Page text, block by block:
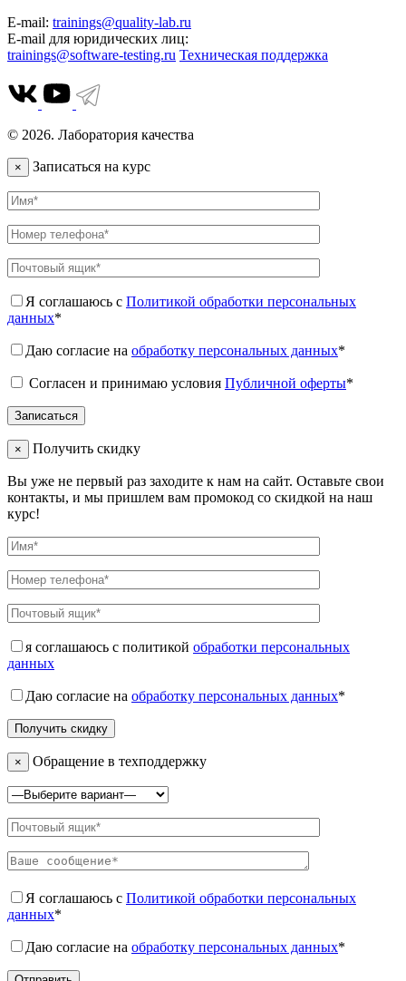
E-mail: trainings@quality-lab.ru
E-mail для юридических лиц:
trainings@software-testing.ru Техническая поддержка
© 2026. Лаборатория качества
× Записаться на курс
Я соглашаюсь с Политикой обработки персональных
данных*
Даю согласие на обработку персональных данных*
Согласен и принимаю условия Публичной оферты*
× Получить скидку
Вы уже не первый раз заходите к нам на сайт. Оставьте свои
контакты, и мы пришлем вам промокод со скидкой на наш
курс!
я соглашаюсь с политикой обработки персональных
данных
Даю согласие на обработку персональных данных*
× Обращение в техподдержку
Я соглашаюсь с Политикой обработки персональных
данных*
Даю согласие на обработку персональных данных*